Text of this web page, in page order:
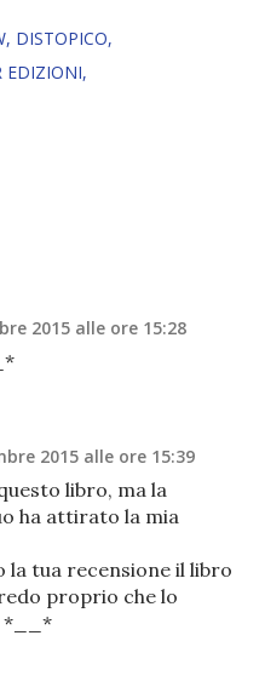
DISTOPICO
EDIZIONI
2015 alle ore 15:28
2015 alle ore 15:39
libro, ma la
ha attirato la mia
la tua recensione il libro
proprio che lo
*__*